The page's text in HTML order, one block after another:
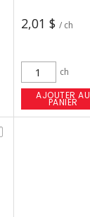
2,01 $ / ch
ch
AJOUTER AU
PANIER